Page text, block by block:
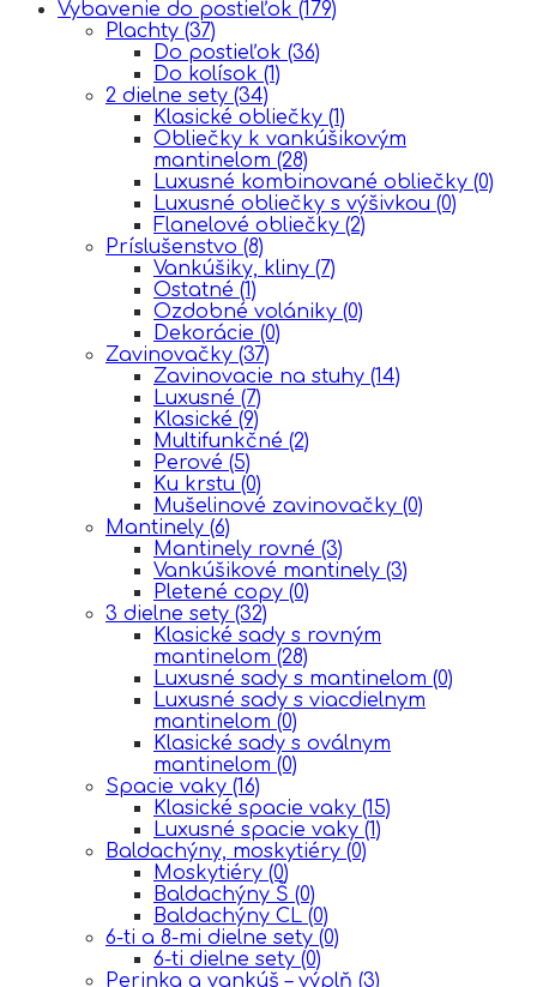
Vybavenie do postieľok (179)
Plachty (37)
Do postieľok (36)
Do kolísok (1)
2 dielne sety (34)
Klasické obliečky (1)
Obliečky k vankúšikovým
mantinelom (28)
Luxusné kombinované obliečky (0)
Luxusné obliečky s výšivkou (0)
Flanelové obliečky (2)
Príslušenstvo (8)
Vankúšiky, kliny (7)
Ostatné (1)
Ozdobné volániky (0)
Dekorácie (0)
Zavinovačky (37)
Zavinovacie na stuhy (14)
Luxusné (7)
Klasické (9)
Multifunkčné (2)
Perové (5)
Ku krstu (0)
Mušelinové zavinovačky (0)
Mantinely (6)
Mantinely rovné (3)
Vankúšikové mantinely (3)
Pletené copy (0)
3 dielne sety (32)
Klasické sady s rovným
mantinelom (28)
Luxusné sady s mantinelom (0)
Luxusné sady s viacdielnym
mantinelom (0)
Klasické sady s oválnym
mantinelom (0)
Spacie vaky (16)
Klasické spacie vaky (15)
Luxusné spacie vaky (1)
Baldachýny, moskytiéry (0)
Moskytiéry (0)
Baldachýny Š (0)
Baldachýny CL (0)
6-ti a 8-mi dielne sety (0)
6-ti dielne sety (0)
Perinka a vankúš – výplň (3)